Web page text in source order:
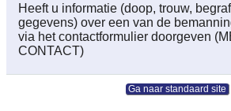
Heeft u informatie (doop, trouw,
gegevens) over een van de
via het contactformulier doorgeven
CONTACT)
Ga naar standaard site